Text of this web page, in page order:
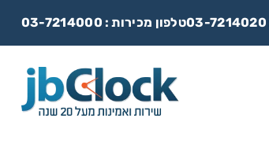
03-7214020טלפון מכירות : 03-7214000